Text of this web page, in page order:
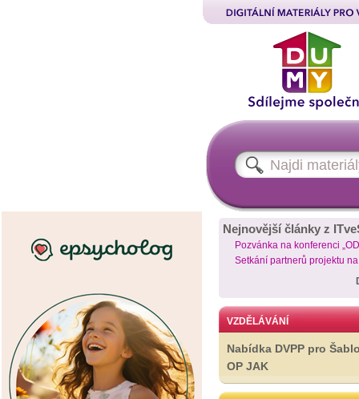
Nejnovější články z
Pozvánka na konferenci
Setkání partnerů projektu
VZDĚLÁVÁNÍ
Nabídka DVPP pro
OP JAK